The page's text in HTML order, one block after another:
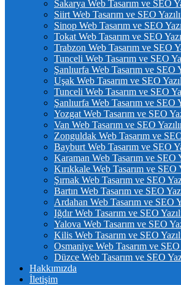
Sakarya Web Tasarım ve SEO
Siirt Web Tasarım ve SEO
Sinop Web Tasarım ve SEO
Tokat Web Tasarım ve SEO
Trabzon Web Tasarım ve SEO
Tunceli Web Tasarım ve SEO
Şanlıurfa Web Tasarım ve SEO
Uşak Web Tasarım ve SEO
Tunceli Web Tasarım ve SEO
Şanlıurfa Web Tasarım ve SEO
Yozgat Web Tasarım ve SEO
Van Web Tasarım ve SEO
Zonguldak Web Tasarım ve
Bayburt Web Tasarım ve SEO
Karaman Web Tasarım ve SEO
Kırıkkale Web Tasarım ve SEO
Şırnak Web Tasarım ve SEO
Bartın Web Tasarım ve SEO
Ardahan Web Tasarım ve SEO
Iğdır Web Tasarım ve SEO
Yalova Web Tasarım ve SEO
Kilis Web Tasarım ve SEO
Osmaniye Web Tasarım ve SEO
Düzce Web Tasarım ve SEO
Hakkımızda
İletişim